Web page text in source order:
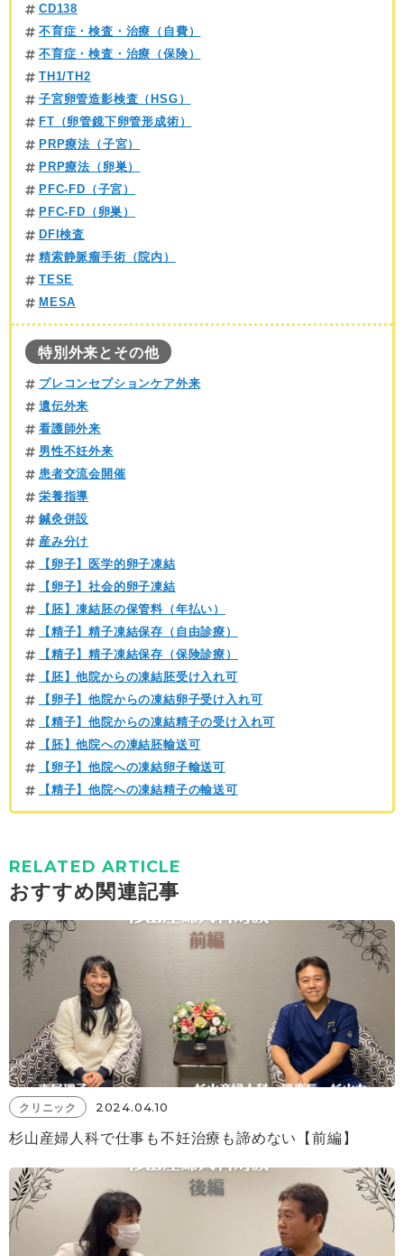
CD138
不育症・検査・治療（自費）
不育症・検査・治療（保険）
TH1/TH2
子宮卵管造影検査（HSG）
FT（卵管鏡下卵管形成術）
PRP療法（子宮）
PRP療法（卵巣）
PFC-FD（子宮）
PFC-FD（卵巣）
DFI検査
精索静脈瘤手術（院内）
TESE
MESA
特別外来とその他
プレコンセプションケア外来
遺伝外来
看護師外来
男性不妊外来
患者交流会開催
栄養指導
鍼灸併設
産み分け
【卵子】医学的卵子凍結
【卵子】社会的卵子凍結
【胚】凍結胚の保管料（年払い）
【精子】精子凍結保存（自由診療）
【精子】精子凍結保存（保険診療）
【胚】他院からの凍結胚受け入れ可
【卵子】他院からの凍結卵子受け入れ可
【精子】他院からの凍結精子の受け入れ可
【胚】他院への凍結胚輸送可
【卵子】他院への凍結卵子輸送可
【精子】他院への凍結精子の輸送可
RELATED ARTICLE
おすすめ関連記事
クリニック 2024.04.10
杉山産婦人科で仕事も不妊治療も諦めない【前編】